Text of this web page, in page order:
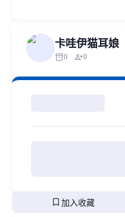
卡哇伊猫耳娘
inventory_20 person_add0
bookmark 加入收藏